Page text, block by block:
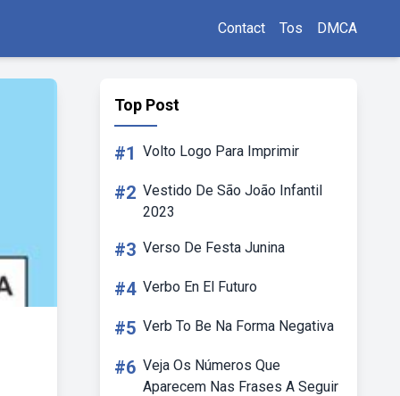
Contact Tos DMCA
Top Post
#1 Volto Logo Para Imprimir
#2 Vestido De São João Infantil
2023
#3 Verso De Festa Junina
#4 Verbo En El Futuro
#5 Verb To Be Na Forma Negativa
#6 Veja Os Números Que
Aparecem Nas Frases A Seguir